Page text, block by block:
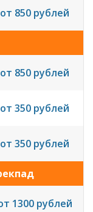
от 850 рублей
от 850 рублей
от 350 рублей
от 350 рублей
1300 рублей